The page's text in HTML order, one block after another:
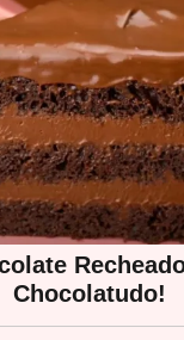
Chocolatudo!